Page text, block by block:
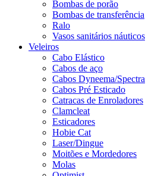
Bombas de porão
Bombas de transferência
Ralo
Vasos sanitários náuticos
Veleiros
Cabo Elástico
Cabos de aço
Cabos Dyneema/Spectra
Cabos Pré Esticado
Catracas de Enroladores
Clamcleat
Esticadores
Hobie Cat
Laser/Dingue
Moitões e Mordedores
Molas